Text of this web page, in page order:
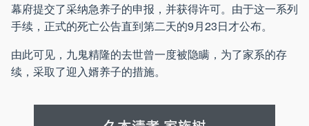
幕府提交了采纳急养子的申报，并获得许可。由于这一系列
手续，正式的死亡公告直到第二天的9月23日才公布。
由此可见，九鬼精隆的去世曾一度被隐瞒，为了家系的存
续，采取了迎入婿养子的措施。